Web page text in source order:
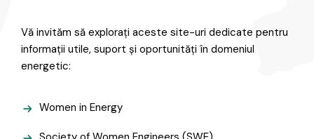
Vă invităm să explorați aceste site-uri dedicate pentru
informații utile, suport și oportunități în domeniul
energetic:
Women in Energy